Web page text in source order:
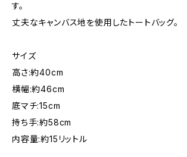
す。
丈夫なキャンバス地を使用したトートバッグ。
サイズ
高さ:約40cm
横幅:約46cm
底マチ:15cm
持ち手:約58cm
内容量:約15リットル